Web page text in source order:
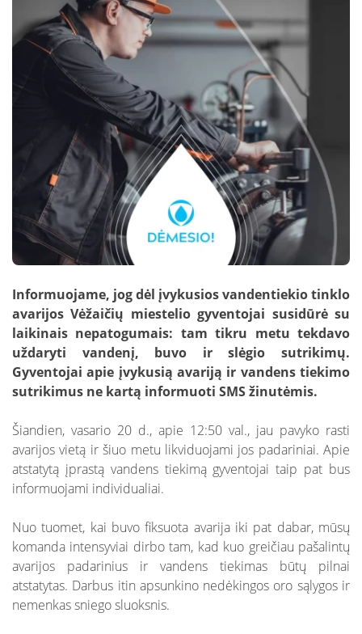
schemos
Papildomai teikiamos paslaugos
gyventojams
Nuotekų išvežimas
Skundų nagrinėjimas neteismine tvarka
Prašymai pakloti tinklus iki sklypo ribos
Nuotolinė apskaita
Papildomai teikiamos paslaugos verslui
DUK: Skolos
DUK: Nuotolinė apskaita
DUK: Apsaugos zonos
Informuojame, jog dėl įvykusios vandentiekio tinklo
avarijos Vėžaičių miestelio gyventojai susidūrė su
laikinais nepatogumais: tam tikru metu tekdavo
uždaryti vandenį, buvo ir slėgio sutrikimų.
Gyventojai apie įvykusią avariją ir vandens tiekimo
sutrikimus ne kartą informuoti SMS žinutėmis.
Šiandien, vasario 20 d., apie 12:50 val., jau pavyko rasti
avarijos vietą ir šiuo metu likviduojami jos padariniai. Apie
atstatytą įprastą vandens tiekimą gyventojai taip pat bus
informuojami individualiai.
Nuo tuomet, kai buvo fiksuota avarija iki pat dabar, mūsų
komanda intensyviai dirbo tam, kad kuo greičiau pašalintų
avarijos padarinius ir vandens tiekimas būtų pilnai
atstatytas. Darbus itin apsunkino nedėkingos oro sąlygos ir
nemenkas sniego sluoksnis.